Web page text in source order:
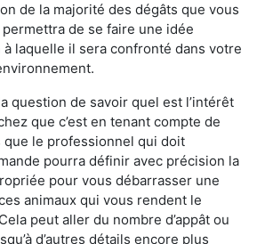
de la majorité des dégâts que vous
de se faire une idée
à laquelle il sera confronté dans votre
question de savoir quel est l’intérêt
que c’est en tenant compte de
que le professionnel qui doit
pourra définir avec précision la
pour vous débarrasser une
animaux qui vous rendent le
peut aller du nombre d’appât ou
d’autres détails encore plus